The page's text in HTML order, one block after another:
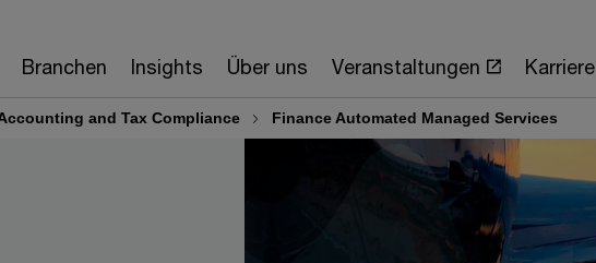
Branchen Insights Über uns Veranstaltungen Karriere
and Tax Compliance Finance Automated Managed Services